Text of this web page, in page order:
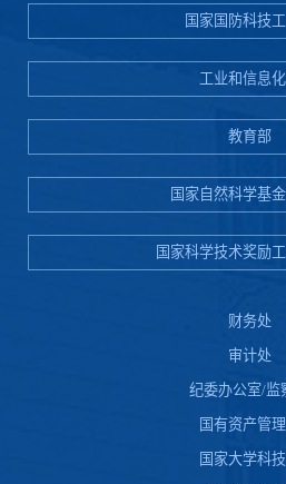
国家国防科技
工业和信息
教育部
国家自然科学基
国家科学技术奖励
财务处
审计处
纪委办公室/监
国有资产管
国家大学科